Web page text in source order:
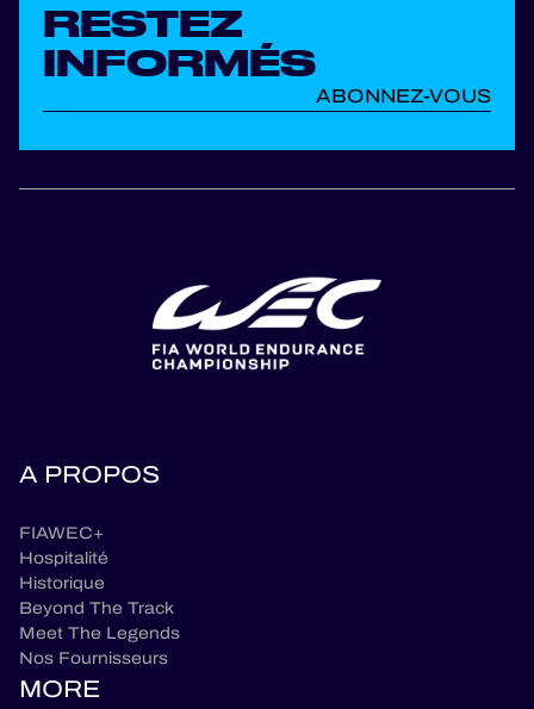
RESTEZ
INFORMÉS
ABONNEZ-VOUS
A PROPOS
FIAWEC+
Hospitalité
Historique
Beyond The Track
Meet The Legends
Nos Fournisseurs
MORE